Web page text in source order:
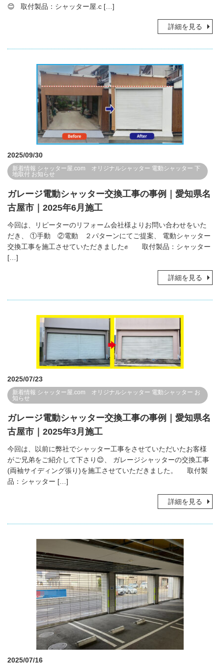
😊 取付製品：シャッター屋.c […]
詳細を見る
2025/09/30
新着情報 シャッター屋.com オリジナルシャッター 電動シャッター 下
地取付 お知らせ
ガレージ電動シャッター交換工事の事例｜愛知県名
古屋市｜2025年6月施工
今回は、リピーターのリフォーム会社様よりお問い合わせをいた
だき、 ①手動 ②電動 ２パターンにてご提案、 電動シャッター
交換工事を施工させていただきました✊ 取付製品：シャッター
[…]
詳細を見る
2025/07/23
新着情報 シャッター屋.com オリジナルシャッター 電動シャッター お
知らせ
ガレージ電動シャッター交換工事の事例｜愛知県名
古屋市｜2025年3月施工
今回は、以前に弊社でシャッター工事をさせていただいたお客様
がご兄弟をご紹介して下さり😊、 ガレージシャッターの交換工事
(両袖サイディング張り)を施工させていただきました。 取付製
品：シャッター […]
詳細を見る
2025/07/16